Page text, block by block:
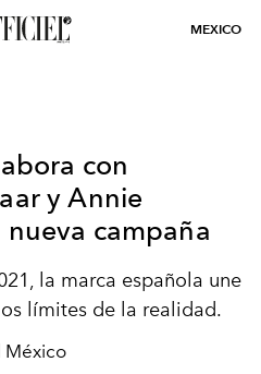
MEXICO
con
y Annie
campaña
la marca española une
límites de la realidad.
México